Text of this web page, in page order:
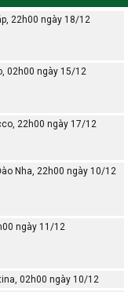
22h00 ngày 18/12
02h00 ngày 15/12
22h00 ngày 17/12
Nha, 22h00 ngày 10/12
ngày 11/12
02h00 ngày 10/12